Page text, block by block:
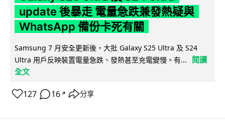
update 後暴走 電量急跌兼發熱疑與
WhatsApp 備份卡死有關
Samsung 7 月安全更新後，大批 Galaxy S25 Ultra 及 S24
Ultra 用戶反映裝置電量急跌、發熱甚至充電變慢。有...
閱讀
全文
127 16 ↗ 分享